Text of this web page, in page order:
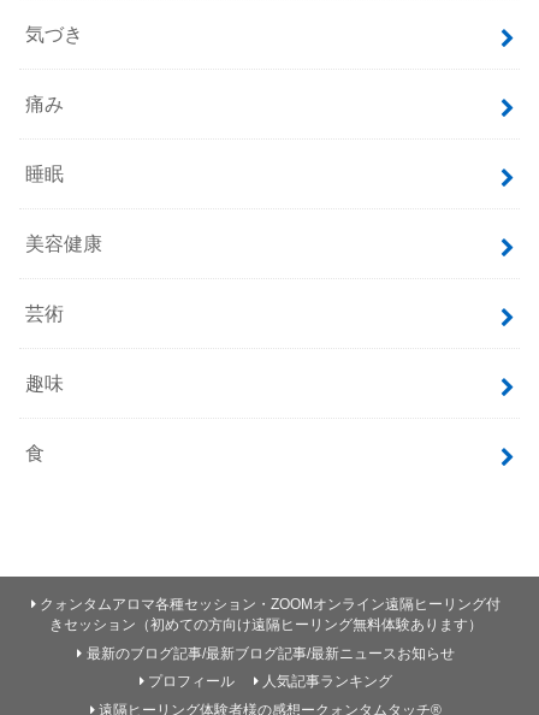
気づき
痛み
睡眠
美容健康
芸術
趣味
食
クォンタムアロマ各種セッション・ZOOMオンライン遠隔ヒーリング付
きセッション（初めての方向け遠隔ヒーリング無料体験あります）
最新のブログ記事/最新ブログ記事/最新ニュースお知らせ
プロフィール
人気記事ランキング
遠隔ヒーリング体験者様の感想ークォンタムタッチ®